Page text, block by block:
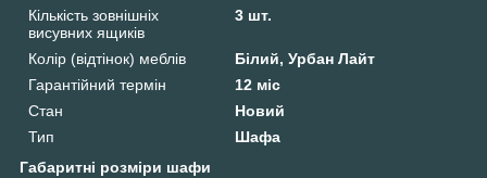
Кількість зовнішніх
висувних ящиків
3 шт.
Колір (відтінок) меблів
Білий, Урбан Лайт
Гарантійний термін
12 міс
Стан
Новий
Тип
Шафа
Габаритні розміри шафи